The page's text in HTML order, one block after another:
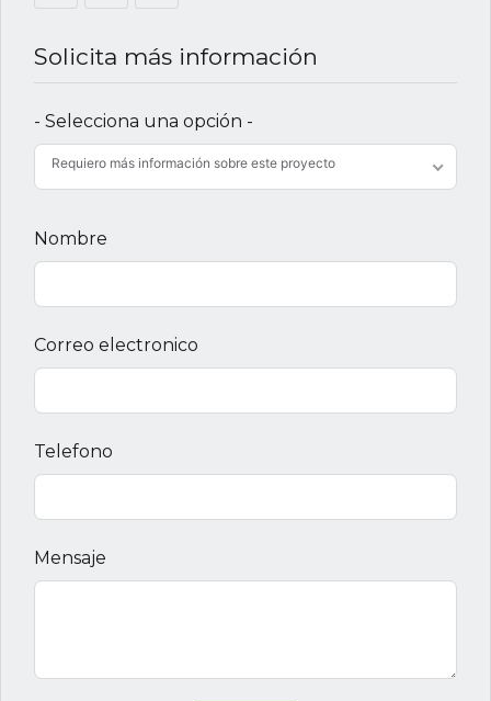
Solicita más información
- Selecciona una opción -
Requiero más información sobre este proyecto
Nombre
Correo electronico
Telefono
Mensaje